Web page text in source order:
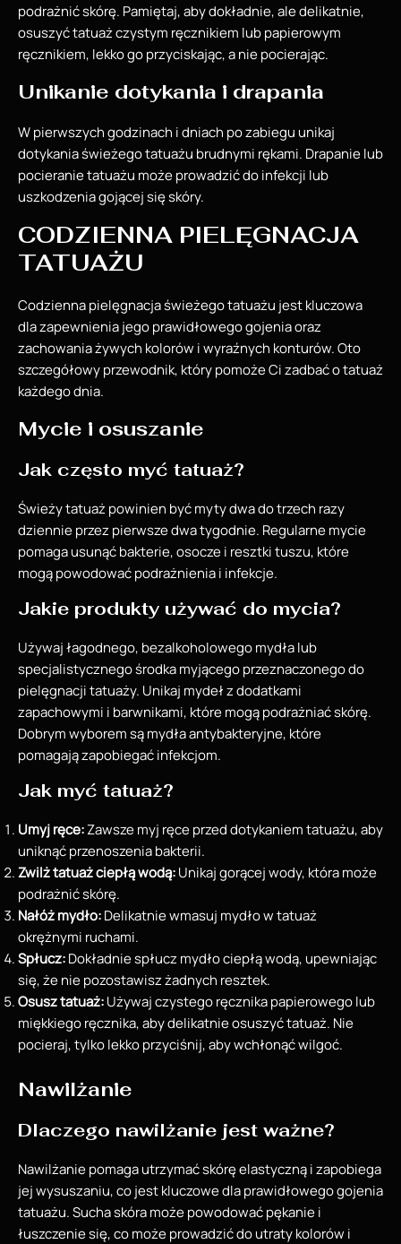
podrażnić skórę. Pamiętaj, aby dokładnie, ale delikatnie,
osuszyć tatuaż czystym ręcznikiem lub papierowym
ręcznikiem, lekko go przyciskając, a nie pocierając.
Unikanie dotykania i drapania
W pierwszych godzinach i dniach po zabiegu unikaj
dotykania świeżego tatuażu brudnymi rękami. Drapanie lub
pocieranie tatuażu może prowadzić do infekcji lub
uszkodzenia gojącej się skóry.
CODZIENNA PIELĘGNACJA
TATUAŻU
Codzienna pielęgnacja świeżego tatuażu jest kluczowa
dla zapewnienia jego prawidłowego gojenia oraz
zachowania żywych kolorów i wyraźnych konturów. Oto
szczegółowy przewodnik, który pomoże Ci zadbać o tatuaż
każdego dnia.
Mycie i osuszanie
Jak często myć tatuaż?
Świeży tatuaż powinien być myty dwa do trzech razy
dziennie przez pierwsze dwa tygodnie. Regularne mycie
pomaga usunąć bakterie, osocze i resztki tuszu, które
mogą powodować podrażnienia i infekcje.
Jakie produkty używać do mycia?
Używaj łagodnego, bezalkoholowego mydła lub
specjalistycznego środka myjącego przeznaczonego do
pielęgnacji tatuaży. Unikaj mydeł z dodatkami
zapachowymi i barwnikami, które mogą podrażniać skórę.
Dobrym wyborem są mydła antybakteryjne, które
pomagają zapobiegać infekcjom.
Jak myć tatuaż?
Umyj ręce:Zawsze myj ręce przed dotykaniem tatuażu, aby
uniknąć przenoszenia bakterii.
Zwilż tatuaż ciepłą wodą:Unikaj gorącej wody, która może
podrażnić skórę.
Nałóż mydło:Delikatnie wmasuj mydło w tatuaż
okrężnymi ruchami.
Spłucz:Dokładnie spłucz mydło ciepłą wodą, upewniając
się, że nie pozostawisz żadnych resztek.
Osusz tatuaż:Używaj czystego ręcznika papierowego lub
miękkiego ręcznika, aby delikatnie osuszyć tatuaż. Nie
pocieraj, tylko lekko przyciśnij, aby wchłonąć wilgoć.
Nawilżanie
Dlaczego nawilżanie jest ważne?
Nawilżanie pomaga utrzymać skórę elastyczną i zapobiega
jej wysuszaniu, co jest kluczowe dla prawidłowego gojenia
tatuażu. Sucha skóra może powodować pękanie i
łuszczenie się, co może prowadzić do utraty kolorów i